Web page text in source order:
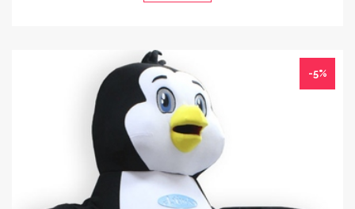
-5%